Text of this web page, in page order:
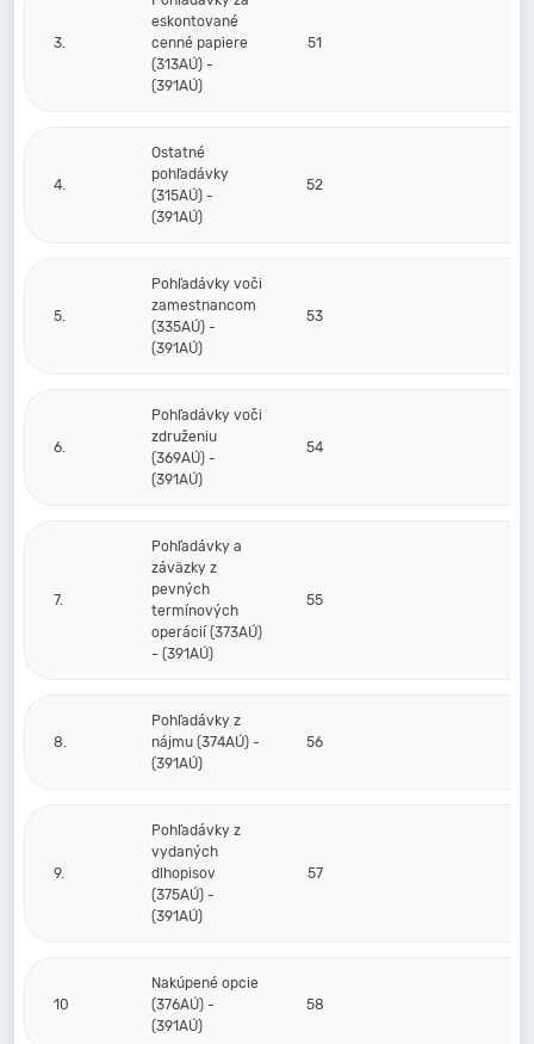
3.
eskontované
cenné papiere
(313AÚ) -
(391AÚ)
51
4.
Ostatné
pohľadávky
(315AÚ) -
(391AÚ)
52
5.
Pohľadávky voči
zamestnancom
(335AÚ) -
(391AÚ)
53
6.
Pohľadávky voči
združeniu
(369AÚ) -
(391AÚ)
54
7.
Pohľadávky a
záväzky z
pevných
termínových
operácií (373AÚ)
- (391AÚ)
55
8.
Pohľadávky z
nájmu (374AÚ) -
(391AÚ)
56
9.
Pohľadávky z
vydaných
dlhopisov
(375AÚ) -
(391AÚ)
57
10
Nakúpené opcie
(376AÚ) -
(391AÚ)
58